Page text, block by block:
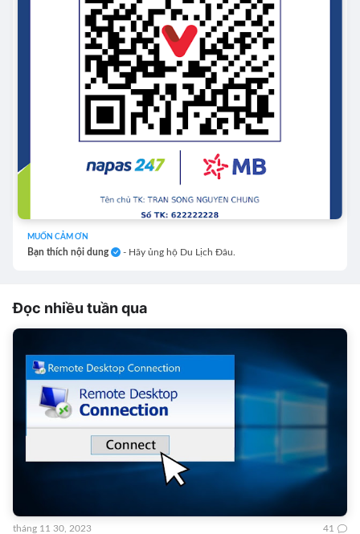
MUỐN CẢM ƠN
Bạn thích nội dung - Hãy ủng hộ Du Lịch Đâu.
Đọc nhiều tuần qua
tháng 11 30, 2023 41